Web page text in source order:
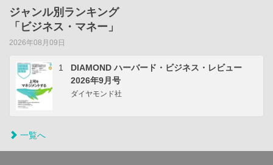
ジャンル別ランキング
「ビジネス・マネー」
2026年08月09日
1
DIAMOND ハーバード・ビジネス・レビュー
2026年9月号
ダイヤモンド社
一覧へ